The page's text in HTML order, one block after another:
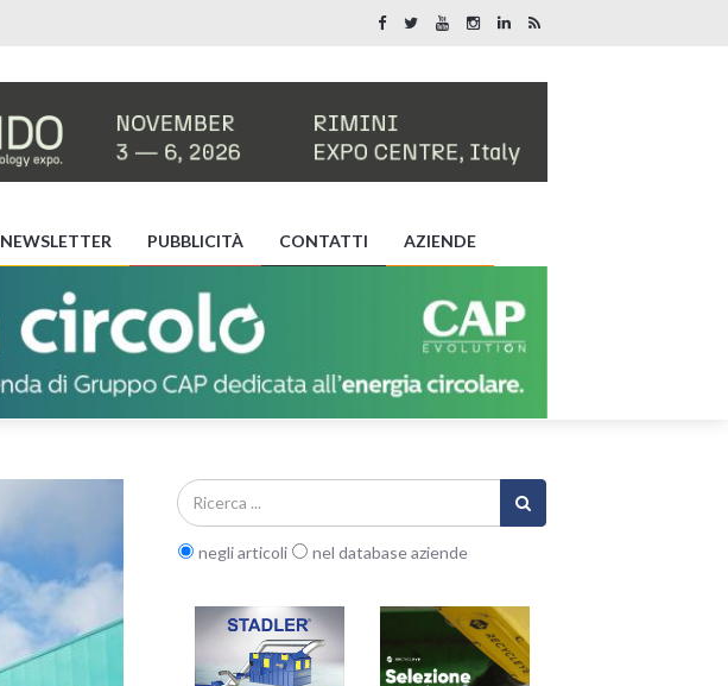
NEWSLETTER PUBBLICITÀ CONTATTI AZIENDE
negli articoli nel database aziende